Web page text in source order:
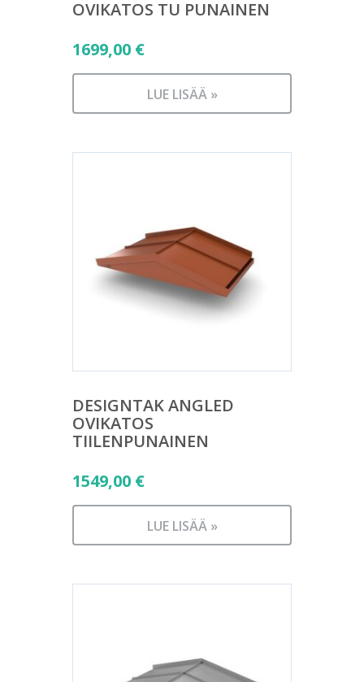
OVIKATOS TU PUNAINEN
1699,00 €
LUE LISÄÄ »
DESIGNTAK ANGLED
OVIKATOS
TIILENPUNAINEN
1549,00 €
LUE LISÄÄ »